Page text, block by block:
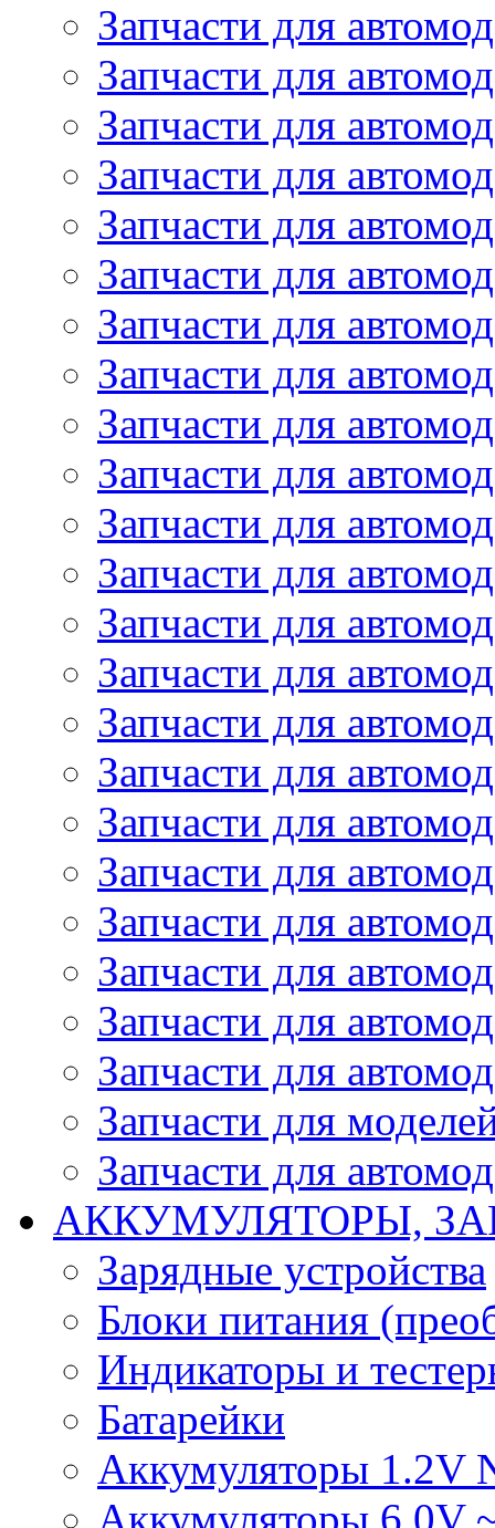
Запчасти для
Запчасти для
Запчасти для
Запчасти для
Запчасти для
Запчасти для
Запчасти для
Запчасти для
Запчасти для
Запчасти для
Запчасти для
Запчасти для
Запчасти для
Запчасти для
Запчасти для
Запчасти для
Запчасти для
Запчасти для
Запчасти для
Запчасти для
Запчасти для
Запчасти для
Запчасти для
Запчасти для
АККУМУЛЯТОРЫ,
Зарядные устройства
Блоки питания
Индикаторы и
Батарейки
Аккумуляторы 1.2V